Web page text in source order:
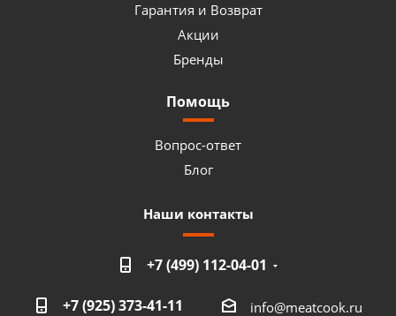
Гарантия и Возврат
Акции
Бренды
Помощь
Вопрос-ответ
Блог
Наши контакты
+7 (499) 112-04-01
+7 (925) 373-41-11 info@meatcook.ru